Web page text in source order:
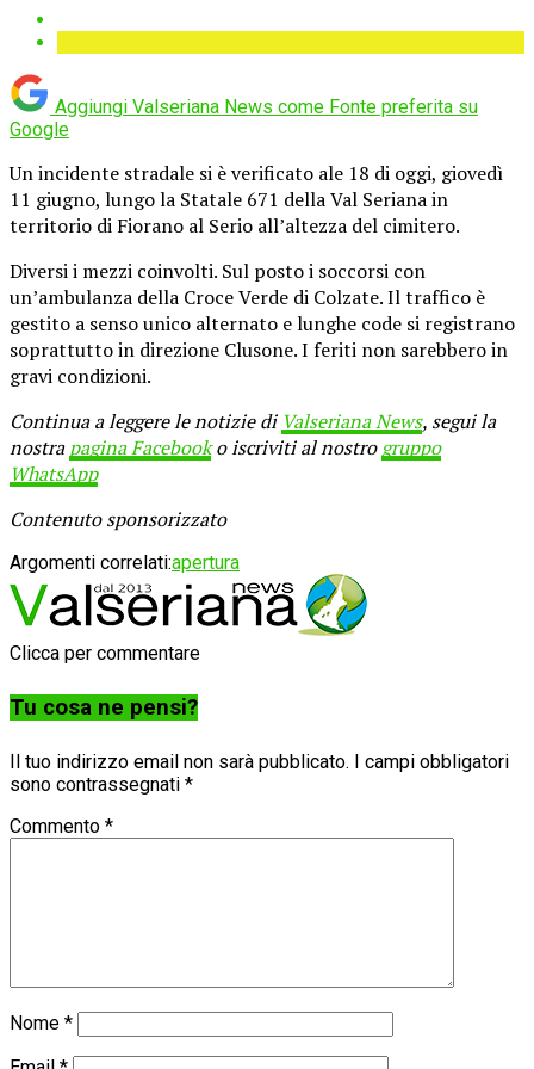
Aggiungi Valseriana News come Fonte preferita su
Google
Un incidente stradale si è verificato ale 18 di oggi, giovedì
11 giugno, lungo la Statale 671 della Val Seriana in
territorio di Fiorano al Serio all’altezza del cimitero.
Diversi i mezzi coinvolti. Sul posto i soccorsi con
un’ambulanza della Croce Verde di Colzate. Il traffico è
gestito a senso unico alternato e lunghe code si registrano
soprattutto in direzione Clusone. I feriti non sarebbero in
gravi condizioni.
Continua a leggere le notizie di Valseriana News, segui la
nostrapagina Facebooko iscriviti al nostrogruppo
WhatsApp
Contenuto sponsorizzato
Argomenti correlati:apertura
Clicca per commentare
Tu cosa ne pensi?
Il tuo indirizzo email non sarà pubblicato. I campi obbligatori
sono contrassegnati *
Commento *
Nome *